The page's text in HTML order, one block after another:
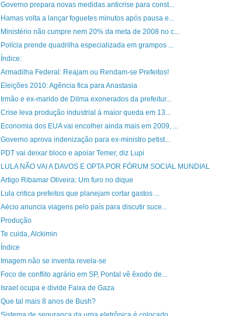
Governo prepara novas medidas anticrise para const...
Hamas volta a lançar foguetes minutos após pausa e...
Ministério não cumpre nem 20% da meta de 2008 no c...
Polícia prende quadrilha especializada em grampos ...
Índice:
Armadilha Federal: Reajam ou Rendam-se Prefeitos!
Eleições 2010: Agência fica para Anastasia
Irmão e ex-marido de Dilma exonerados da prefeitur...
Crise leva produção industrial à maior queda em 13...
Economia dos EUA vai encolher ainda mais em 2009, ...
Governo aprova indenização para ex-ministro petist...
PDT vai deixar bloco e apoiar Temer, diz Lupi
LULA NÃO VAI A DAVOS E OPTA POR FÓRUM SOCIAL MUNDIAL
Artigo Ribamar Oliveira: Um furo no dique
Lula critica prefeitos que planejam cortar gastos ...
Aécio anuncia viagens pelo país para discutir suce...
Produção
Te cuida, Alckimin
Índice
Imagem não se inventa revela-se
Foco de conflito agrário em SP, Pontal vê êxodo de...
Israel ocupa e divide Faixa de Gaza
Que tal mais 8 anos de Bush?